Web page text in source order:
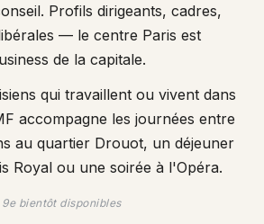
Profils dirigeants, cadres,
— le centre Paris est
de la capitale.
qui travaillent ou vivent dans
accompagne les journées entre
au quartier Drouot, un déjeuner
Royal ou une soirée à l'Opéra.
9e bientôt disponibles